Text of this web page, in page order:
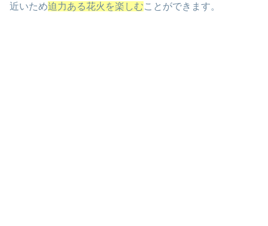
近いため迫力ある花火を楽しむことができます。